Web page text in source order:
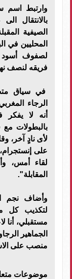
وارتبط اسم
بالانتقال
الصيفية
المحليين في
لصفوف أسود
فريقه لنصف
في سياق
الرجاء
أنه لا
بالبطولات مع
لأى نادٍ آخر،
على
لقاء أمس،
المقابلة".
وأضاف نجم
لتكذيب كل
مستقبلي، أنا
الجماهير
منصب على
موضوعات